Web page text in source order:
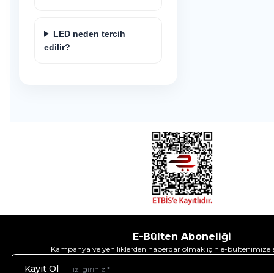
LED neden tercih
edilir?
E-Bülten Aboneliği
Kampanya ve yeniliklerden haberdar olmak için e-bültenimize
Kayıt Ol